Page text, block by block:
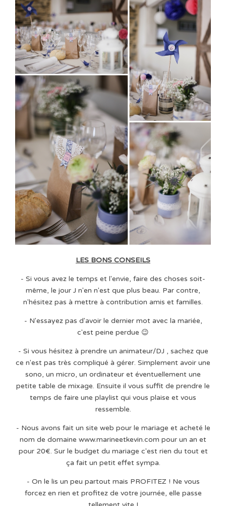
LES BONS CONSEILS
- Si vous avez le temps et l'envie, faire des choses soit-
même, le jour J n'en n'est que plus beau. Par contre,
n'hésitez pas à mettre à contribution amis et familles.
- N'essayez pas d'avoir le dernier mot avec la mariée,
c'est peine perdue 😉
- Si vous hésitez à prendre un animateur/DJ , sachez que
ce n'est pas très compliqué à gérer. Simplement avoir une
sono, un micro, un ordinateur et éventuellement une
petite table de mixage. Ensuite il vous suffit de prendre le
temps de faire une playlist qui vous plaise et vous
ressemble.
- Nous avons fait un site web pour le mariage et acheté le
nom de domaine www.marineetkevin.com pour un an et
pour 20€. Sur le budget du mariage c'est rien du tout et
ça fait un petit effet sympa.
- On le lis un peu partout mais PROFITEZ ! Ne vous
forcez en rien et profitez de votre journée, elle passe